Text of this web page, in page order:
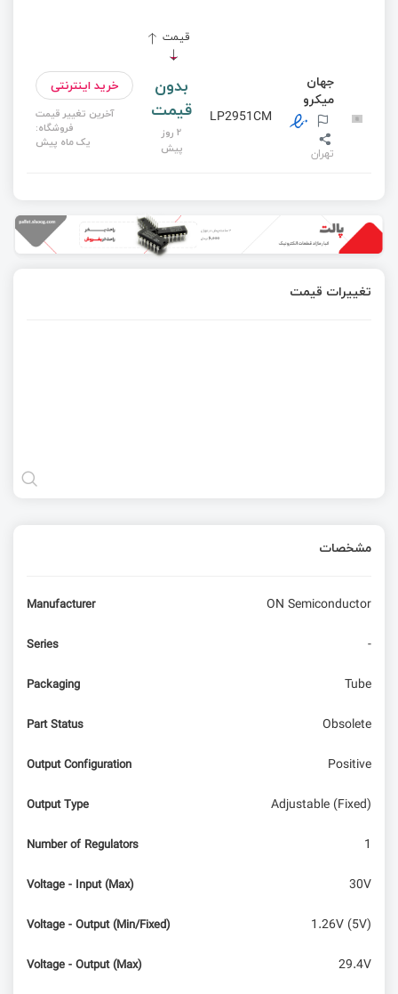
قیمت
جهان
میکرو
تهران
LP2951CM
بدون
قیمت
2 روز
پیش
خرید اینترنتی
آخرین تغییر قیمت
فروشگاه:
یک ماه پیش
تغییرات قیمت
مشخصات
Manufacturer ON Semiconductor
Series -
Packaging Tube
Part Status Obsolete
Output Configuration Positive
Output Type Adjustable (Fixed)
Number of Regulators 1
Voltage - Input (Max) 30V
Voltage - Output (Min/Fixed) 1.26V (5V)
Voltage - Output (Max) 29.4V